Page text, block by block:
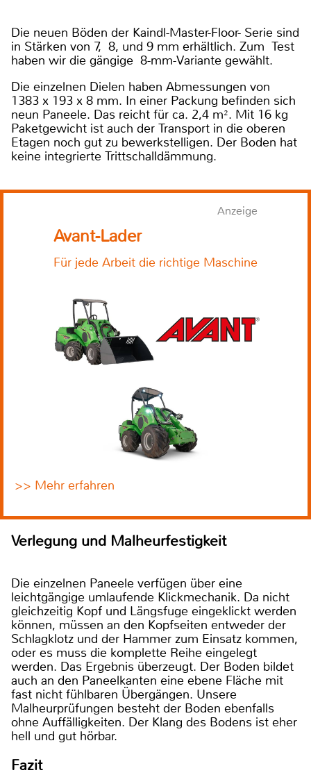
Die neuen Böden der Kaindl-Master-Floor- Serie sind
in Stärken von 7, 8, und 9 mm erhältlich. Zum Test
haben wir die gängige 8-mm-Variante gewählt.
Die einzelnen Dielen haben Abmessungen von
1383 x 193 x 8 mm. In einer Packung befinden sich
neun Paneele. Das reicht für ca. 2,4 m². Mit 16 kg
Paketgewicht ist auch der Transport in die oberen
Etagen noch gut zu bewerkstelligen. Der Boden hat
keine integrierte Trittschalldämmung.
Anzeige
Avant-Lader
Für jede Arbeit die richtige Maschine
>> Mehr erfahren
Verlegung und Malheurfestigkeit
Die einzelnen Paneele verfügen über eine
leichtgängige umlaufende Klickmechanik. Da nicht
gleichzeitig Kopf und Längsfuge eingeklickt werden
können, müssen an den Kopfseiten entweder der
Schlagklotz und der Hammer zum Einsatz kommen,
oder es muss die komplette Reihe eingelegt
werden. Das Ergebnis überzeugt. Der Boden bildet
auch an den Paneelkanten eine ebene Fläche mit
fast nicht fühlbaren Übergängen. Unsere
Malheurprüfungen besteht der Boden ebenfalls
ohne Auffälligkeiten. Der Klang des Bodens ist eher
hell und gut hörbar.
Fazit